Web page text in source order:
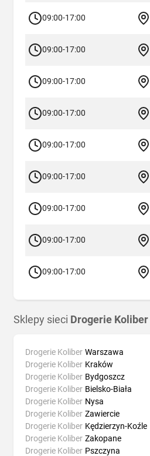
09:00-17:00
09:00-17:00
09:00-17:00
09:00-17:00
09:00-17:00
09:00-17:00
09:00-17:00
09:00-17:00
09:00-17:00
Sklepy sieci Drogerie Koliber
Drogerie Koliber Warszawa
Drogerie Koliber Kraków
Drogerie Koliber Bydgoszcz
Drogerie Koliber Bielsko-Biała
Drogerie Koliber Nysa
Drogerie Koliber Zawiercie
Drogerie Koliber Kędzierzyn-Koźle
Drogerie Koliber Zakopane
Drogerie Koliber Pszczyna